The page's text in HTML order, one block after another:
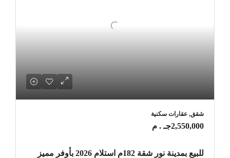
شقق, عقارات سكنية
2,550,000جـ . م
للبيع بمدينة نور شقة 182م استلام 2026 بأوفر مميز